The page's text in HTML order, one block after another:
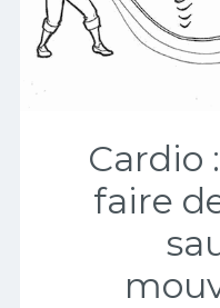
Cardio
faire